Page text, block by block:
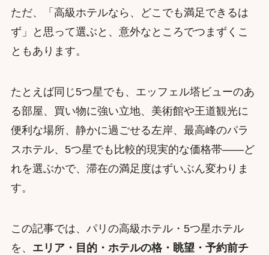
ただ、「高級ホテルなら、どこでも満足できるは
ず」と思って選ぶと、意外なところでつまずくこ
ともあります。
たとえば同じ5つ星でも、エッフェル塔ビューのあ
る部屋、買い物に強い立地、美術館や王道観光に
便利な場所、静かに過ごせる左岸、最高峰のパラ
スホテル、5つ星でも比較的現実的な価格帯——ど
れを選ぶかで、滞在の満足度はずいぶん変わりま
す。
この記事では、パリの高級ホテル・5つ星ホテル
を、 エリア・目的・ホテルの格・眺望・予約前チ